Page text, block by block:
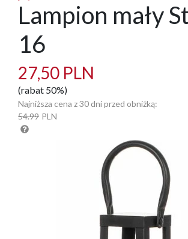
Lampion mały
16
27,50 PLN
(rabat 50%)
Najniższa cena z 30 dni przed obniżką:
54.99 PLN